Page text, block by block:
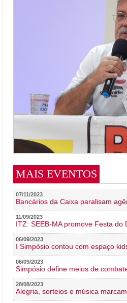
MAIS EVENTOS
07/11/2023
Bancários da Caixa paralisam
11/09/2023
ITZ: SEEB-MA promove Festa do
06/09/2023
I Simpósio contou com espaço
06/09/2023
Simpósio define meios de
28/08/2023
Alegria, sorteios e música